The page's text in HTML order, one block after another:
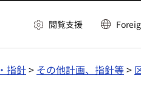
閲覧支援
指針> その他計画、指針等>